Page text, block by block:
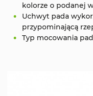
kolorze o podanej
Uchwyt pada
przypominającą
Typ mocowania